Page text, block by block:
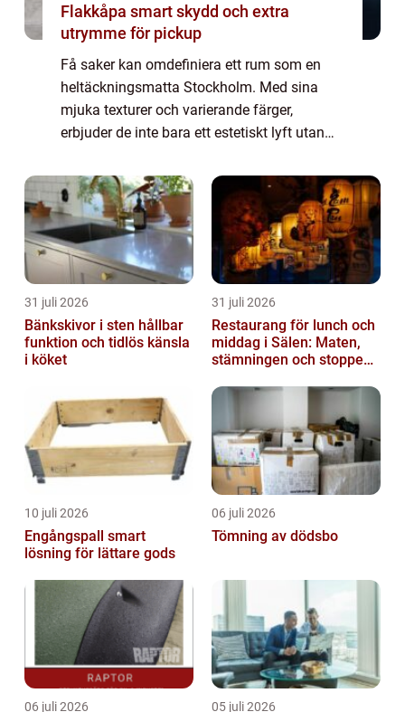
Flakkåpa smart skydd och extra
utrymme för pickup
Få saker kan omdefiniera ett rum som en
heltäckningsmatta Stockholm. Med sina
mjuka texturer och varierande färger,
erbjuder de inte bara ett estetiskt lyft utan
och värmeis...
31 juli 2026
Bänkskivor i sten hållbar
funktion och tidlös känsla
i köket
31 juli 2026
Restaurang för lunch och
middag i Sälen: Maten,
stämningen och stoppen
10 juli 2026
Engångspall smart
lösning för lättare gods
06 juli 2026
Tömning av dödsbo
06 juli 2026 05 juli 2026